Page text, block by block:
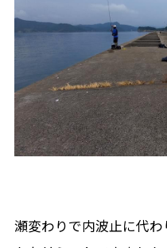
瀬変わりで内波止に代